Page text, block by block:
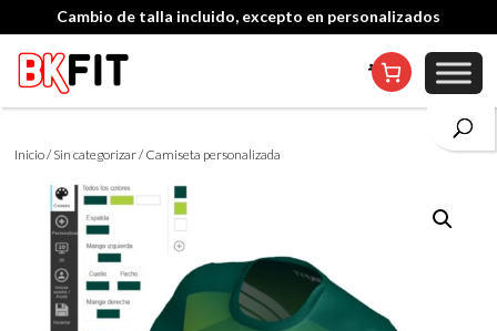
Cambio de talla incluido, excepto en personalizados
Inicio/ Sin categorizar/ Camiseta personalizada